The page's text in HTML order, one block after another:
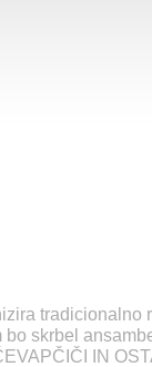
skrbel
IN